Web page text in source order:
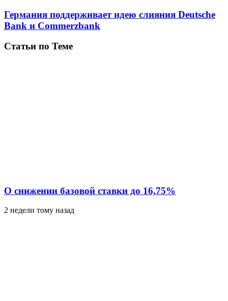
Германия поддерживает идею слияния Deutsche
Bank и Commerzbank
Статьи по Теме
О снижении базовой ставки до 16,75%
2 недели тому назад